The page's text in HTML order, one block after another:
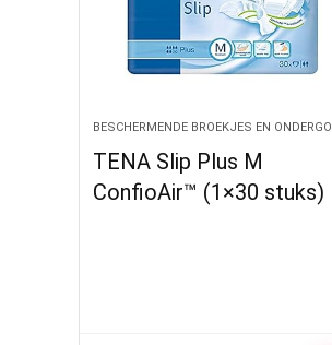
BESCHERMENDE BROEKJES EN
TENA Slip Plus M
ConfioAir™ (1×30 stuks)